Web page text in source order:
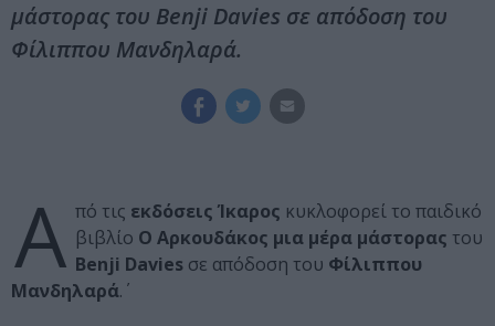
μάστορας του Benji Davies σε απόδοση του
Φίλιππου Μανδηλαρά.
Α πό τις εκδόσεις Ίκαρος κυκλοφορεί το παιδικό
βιβλίο Ο Αρκουδάκος μια μέρα μάστορας του
Benji Davies σε απόδοση του Φίλιππου
Μανδηλαρά.΄